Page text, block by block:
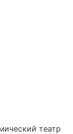
театр